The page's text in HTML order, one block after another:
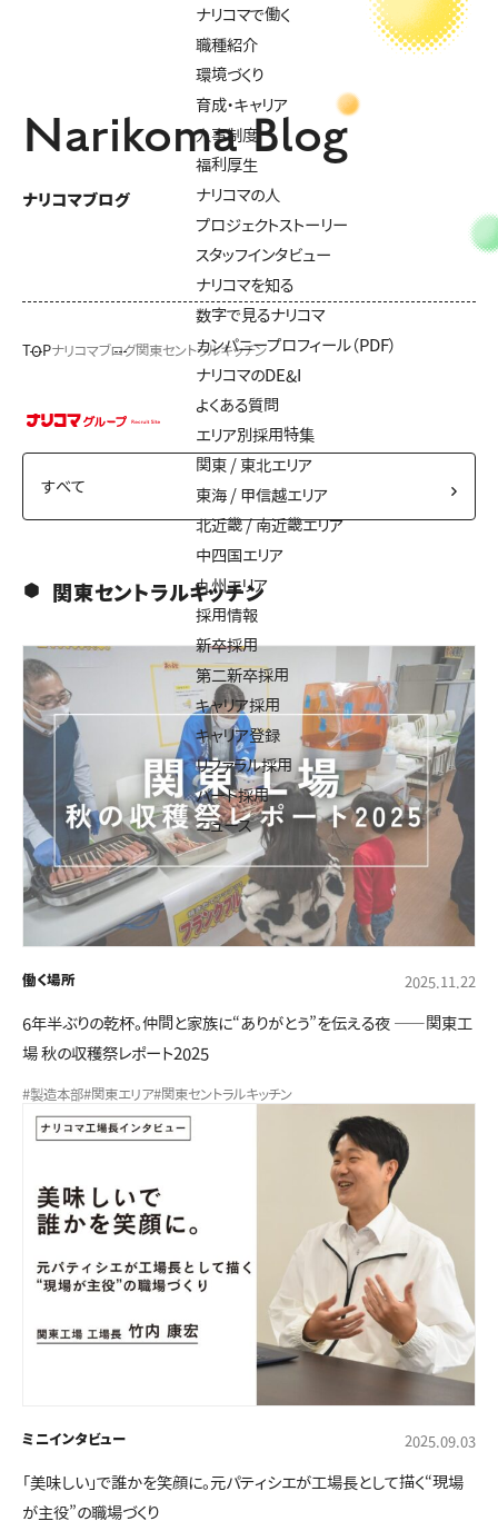
ナリコマで働く
職種紹介
環境づくり
育成・キャリア
人事制度
福利厚生
ナリコマの人
プロジェクトストーリー
スタッフインタビュー
ナリコマを知る
数字で見るナリコマ
カンパニープロフィール（PDF）
ナリコマのDE&I
よくある質問
エリア別採用特集
関東 / 東北エリア
東海 / 甲信越エリア
北近畿 / 南近畿エリア
中四国エリア
九州エリア
採用情報
新卒採用
第二新卒採用
キャリア採用
キャリア登録
リファラル採用
パート採用
ニュース
Narikoma Blog
ナリコマブログ
TOPナリコマブログ関東セントラルキッチン
関東セントラルキッチン
働く場所 2025.11.22
6年半ぶりの乾杯。仲間と家族に“ありがとう”を伝える夜 ――関東工
場 秋の収穫祭レポート2025
#製造本部#関東エリア#関東セントラルキッチン
ミニインタビュー 2025.09.03
「美味しい」で誰かを笑顔に。元パティシエが工場長として描く“現場
が主役”の職場づくり